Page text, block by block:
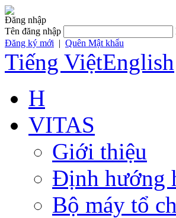
Đăng nhập
Tên đăng nhập
Đăng ký mới | Quên Mật khẩu
Tiếng ViệtEnglish
H
VITAS
Giới thiệu
Định hướng
Bộ máy tổ